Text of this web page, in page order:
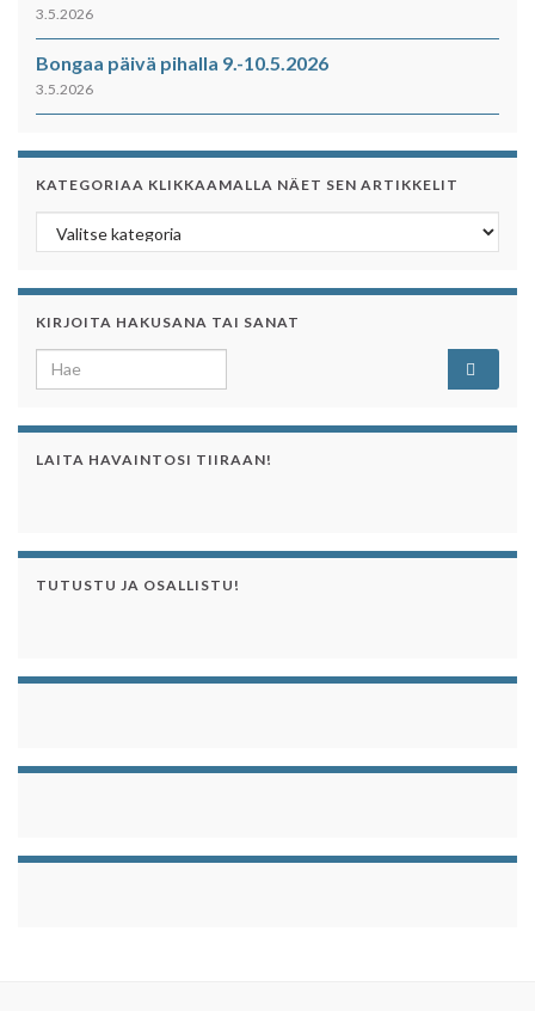
3.5.2026
Bongaa päivä pihalla 9.-10.5.2026
3.5.2026
KATEGORIAA KLIKKAAMALLA NÄET SEN ARTIKKELIT
Kategoriaa klikkaamalla näet sen artikkelit
KIRJOITA HAKUSANA TAI SANAT
Search for:
LAITA HAVAINTOSI TIIRAAN!
TUTUSTU JA OSALLISTU!